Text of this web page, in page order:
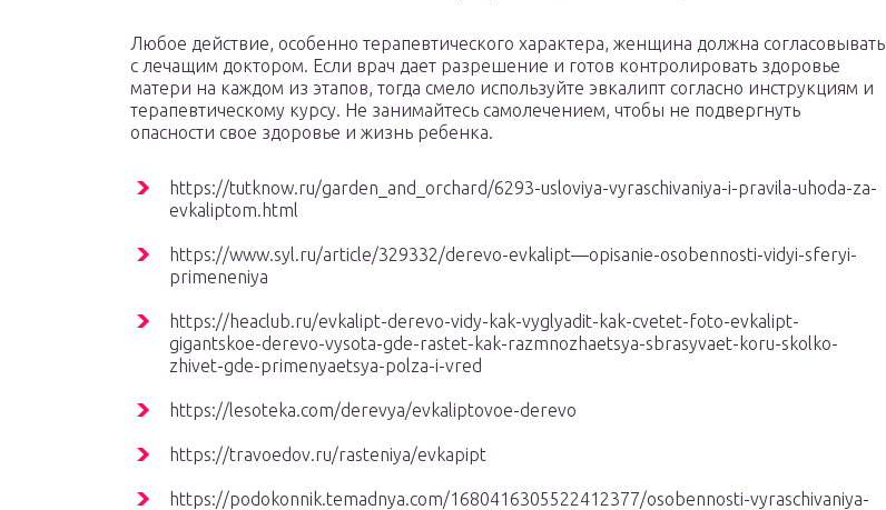
Любое действие, особенно терапевтического характера, женщина должна согласовывать
с лечащим доктором. Если врач дает разрешение и готов контролировать здоровье
матери на каждом из этапов, тогда смело используйте эвкалипт согласно инструкциям и
терапевтическому курсу. Не занимайтесь самолечением, чтобы не подвергнуть
опасности свое здоровье и жизнь ребенка.
https://tutknow.ru/garden_and_orchard/6293-usloviya-vyraschivaniya-i-pravila-uhoda-za-
evkaliptom.html
https://www.syl.ru/article/329332/derevo-evkalipt—opisanie-osobennosti-vidyi-sferyi-
primeneniya
https://heaclub.ru/evkalipt-derevo-vidy-kak-vyglyadit-kak-cvetet-foto-evkalipt-
gigantskoe-derevo-vysota-gde-rastet-kak-razmnozhaetsya-sbrasyvaet-koru-skolko-
zhivet-gde-primenyaetsya-polza-i-vred
https://lesoteka.com/derevya/evkaliptovoe-derevo
https://travoedov.ru/rasteniya/evkapipt
https://podokonnik.temadnya.com/1680416305522412377/osobennosti-vyraschivaniya-